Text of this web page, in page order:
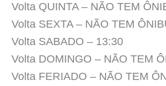
Volta QUINTA – NÃO TEM
Volta SEXTA – NÃO TEM
Volta SABADO – 13:30
Volta DOMINGO – NÃO TEM
Volta FERIADO – NÃO TEM